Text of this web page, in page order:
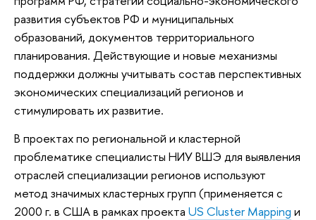
развития субъектов РФ и муниципальных
образований, документов территориального
планирования. Действующие и новые механизмы
поддержки должны учитывать состав перспективных
экономических специализаций регионов и
стимулировать их развитие.
В проектах по региональной и кластерной
проблематике специалисты НИУ ВШЭ для выявления
отраслей специализации регионов используют
метод значимых кластерных групп (применяется с
2000 г. в США в рамках проекта US Cluster Mapping и